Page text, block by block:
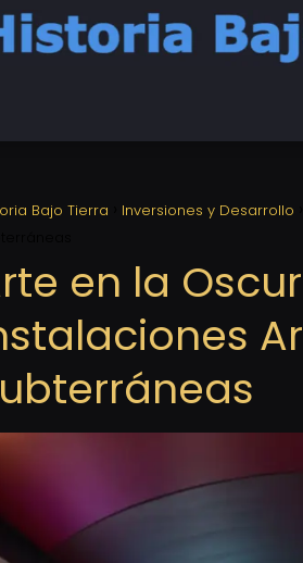
Bajo Tierra Inversiones y Desarrollo
en la